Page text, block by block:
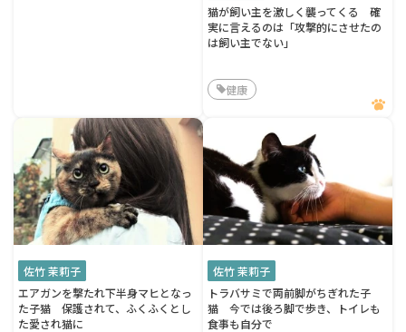
猫が飼い主を激しく襲ってくる 確
実に言えるのは「攻撃的にさせたの
は飼い主でない」
健康
佐竹 茉莉子
エアガンを撃たれ下半身マヒとなっ
た子猫 保護されて、ふくふくとし
た愛され猫に
佐竹 茉莉子
トラバサミで両前脚がちぎれた子
猫 今では後ろ脚で歩き、トイレも
食事も自分で